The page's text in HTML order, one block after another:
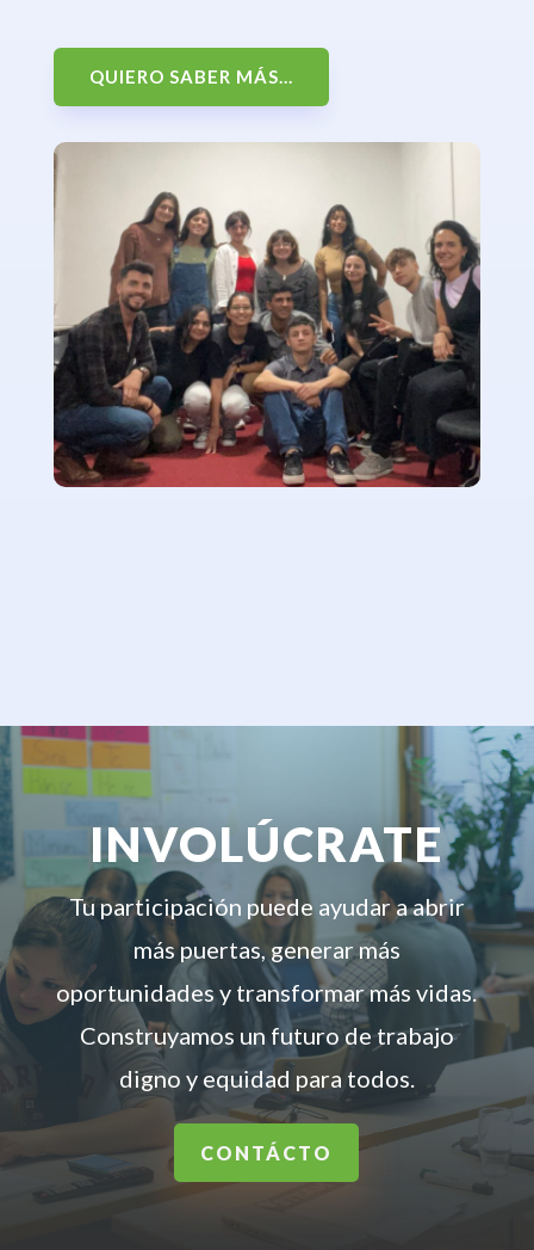
QUIERO SABER MÁS...
INVOLÚCRATE
Tu participación puede ayudar a abrir
más puertas, generar más
oportunidades y transformar más vidas.
Construyamos un futuro de trabajo
digno y equidad para todos.
CONTÁCTO